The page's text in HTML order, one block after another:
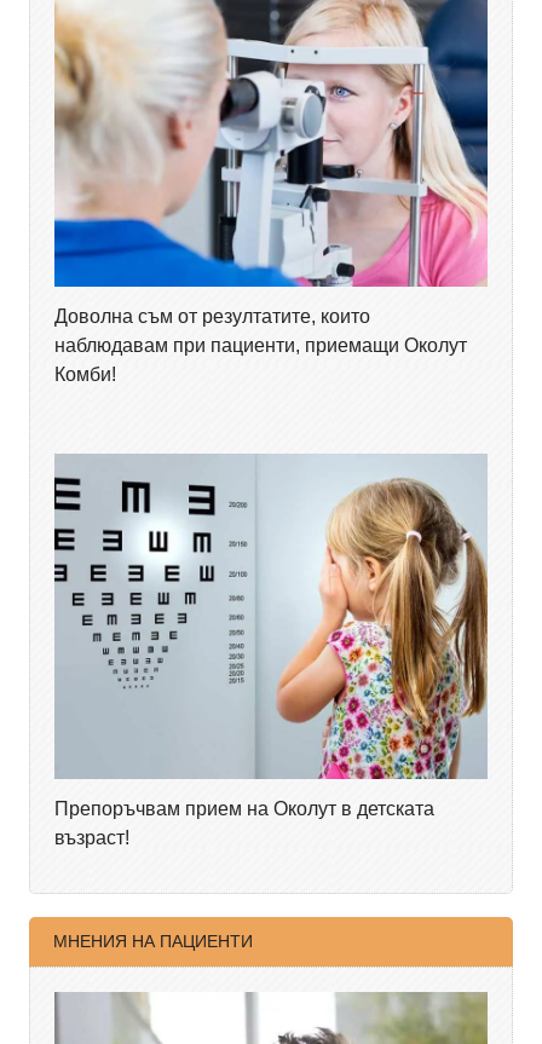
Доволна съм от резултатите, които
наблюдавам при пациенти, приемащи Околут
Комби!
Препоръчвам прием на Околут в детската
възраст!
МНЕНИЯ НА ПАЦИЕНТИ